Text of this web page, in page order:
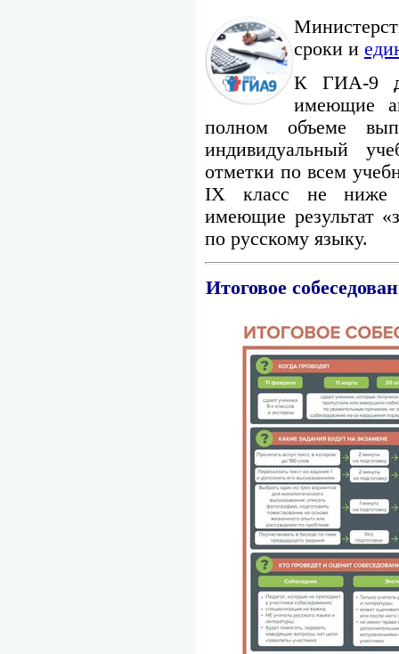
сроки и
К ГИА-9
имеющие
полном объеме
индивидуальный
отметки по всем
IX класс не ниже
имеющие результат
по русскому языку.
Итоговое